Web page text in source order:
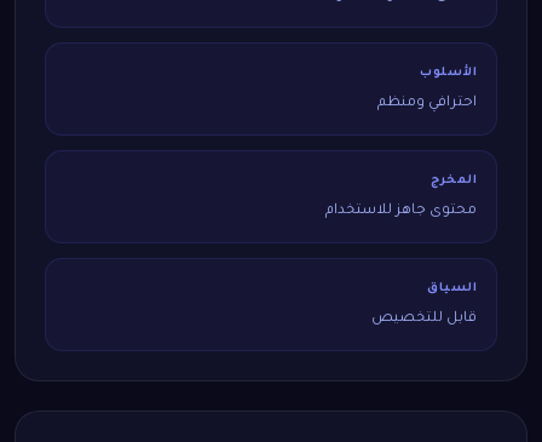
الأسلوب
احترافي ومنظم
المخرج
محتوى جاهز للاستخدام
السياق
قابل للتخصيص